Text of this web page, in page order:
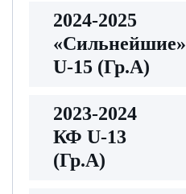
2024-2025
«Сильнейшие»
U-15 (Гр.А)
2023-2024
КФ U-13
(Гр.А)